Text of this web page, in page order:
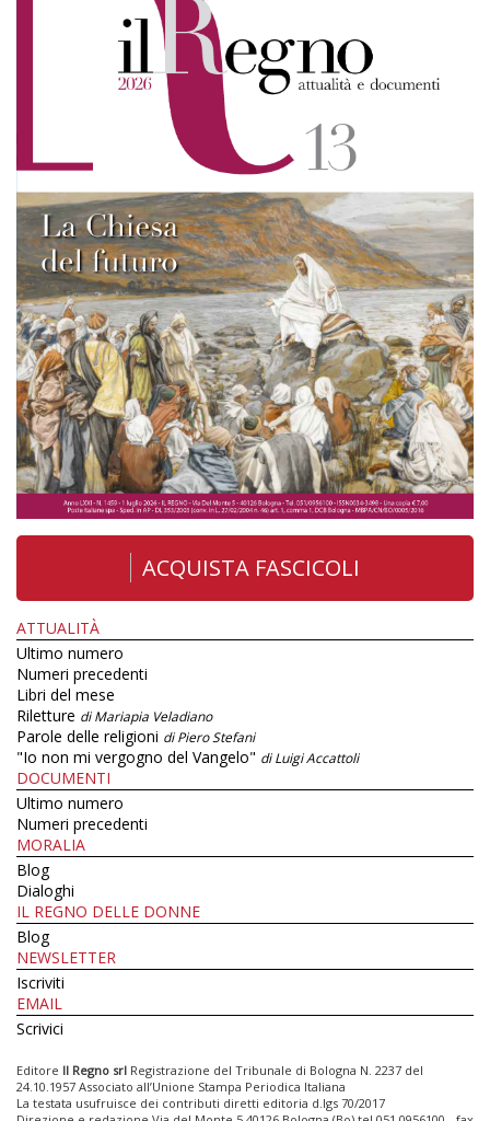
ACQUISTA FASCICOLI
ATTUALITÀ
Ultimo numero
Numeri precedenti
Libri del mese
Riletture di Mariapia Veladiano
Parole delle religioni di Piero Stefani
"Io non mi vergogno del Vangelo" di Luigi Accattoli
DOCUMENTI
Ultimo numero
Numeri precedenti
MORALIA
Blog
Dialoghi
IL REGNO DELLE DONNE
Blog
NEWSLETTER
Iscriviti
EMAIL
Scrivici
Editore Il Regno srl Registrazione del Tribunale di Bologna N. 2237 del
24.10.1957 Associato all’Unione Stampa Periodica Italiana
La testata usufruisce dei contributi diretti editoria d.lgs 70/2017